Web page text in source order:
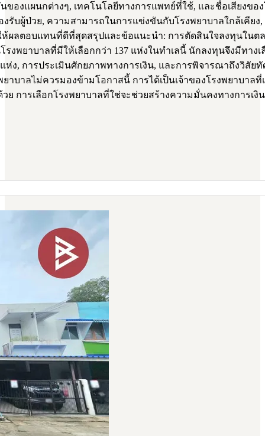
องแผนกต่างๆ, เทคโนโลยีทางการแพทย์ที่ใช้, และชื่อเสียงข
รับผู้ป่วย, ความสามารถในการแข่งขันกับโรงพยาบาลใกล้เคี
ผลตอบแทนที่ดีที่สุดสรุปและข้อแนะนำ: การตัดสินใจลงทุนในต
พยาบาลที่มีให้เลือกกว่า 137 แห่งในทำเลนี้ นักลงทุนจึงมีทา
ง, การประเมินศักยภาพทางการเงิน, และการพิจารณาถึงวิสัย
าลไม่ควรมองข้ามโอกาสนี้ การได้เป็นเจ้าของโรงพยาบาลที่
ารเลือกโรงพยาบาลที่ใช่จะช่วยสร้างความมั่นคงทางการเ